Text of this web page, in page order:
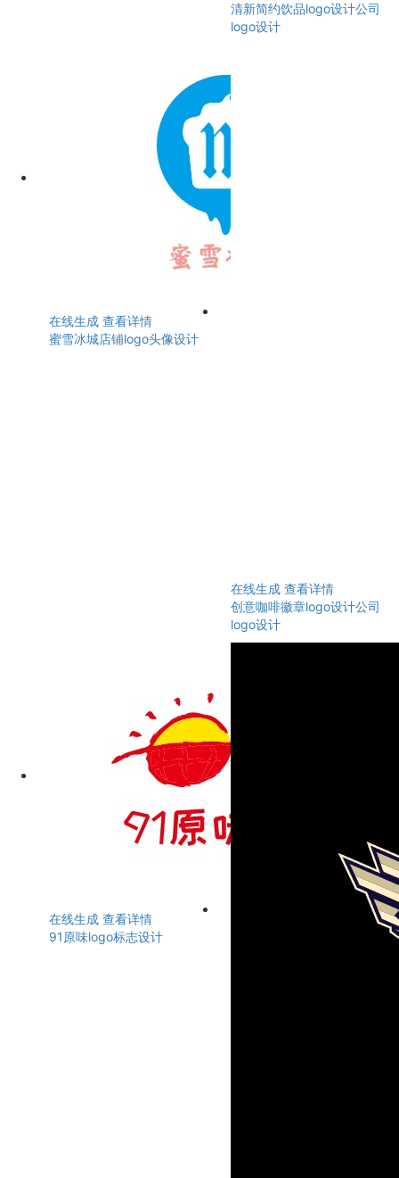
清新简约饮品logo设计公司
logo设计
在线生成 查看详情
蜜雪冰城店铺logo头像设计
在线生成 查看详情
创意咖啡徽章logo设计公司
logo设计
在线生成 查看详情
91原味logo标志设计